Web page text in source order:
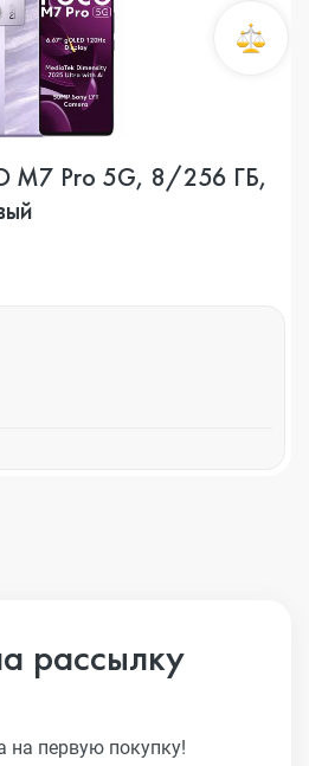
M7 Pro 5G, 8/256 ГБ,
рассылку
на первую покупку!